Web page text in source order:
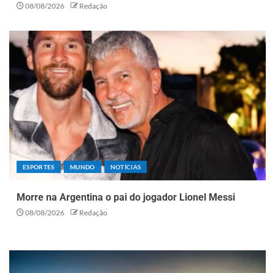
08/08/2026 Redação
ESPORTES MUNDO NOTÍCIAS
Morre na Argentina o pai do jogador Lionel Messi
08/08/2026 Redação